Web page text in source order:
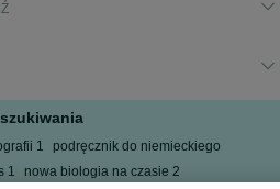
1
podręcznik do niemieckiego
1
nowa biologia na czasie 2